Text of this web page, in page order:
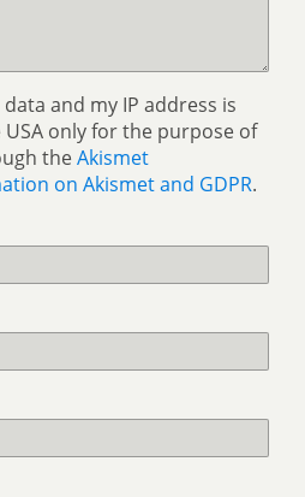
and my IP address is
only for the purpose of
theAkismet
on Akismet and GDPR.